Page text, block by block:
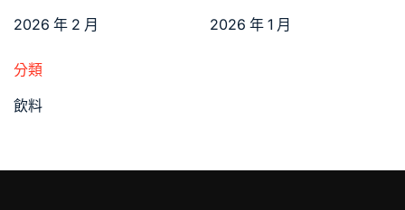
2026 年 2 月
2026 年 1 月
分類
飲料